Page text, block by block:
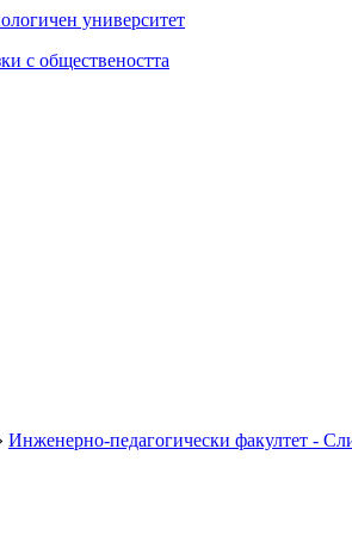
с обществеността
Инженерно-педагогически факултет -